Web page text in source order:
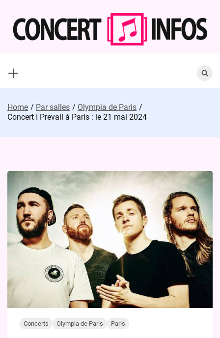
content
for:
Home Par salles
Olympia de Paris
Concert I Prevail à Paris : le 21 mai 2024
Concerts Olympia de Paris Paris